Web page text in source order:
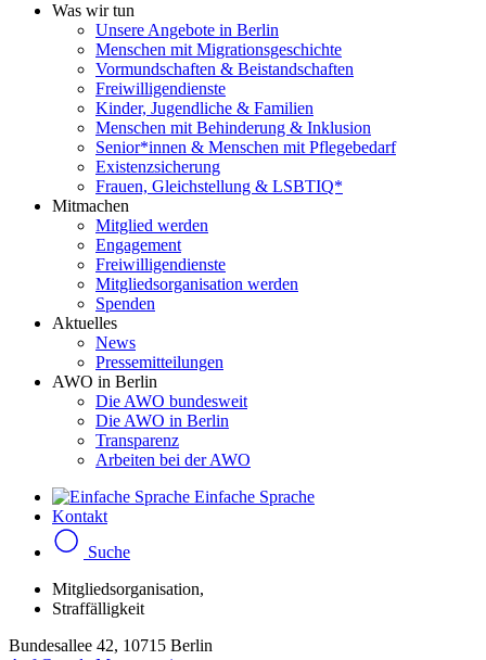
Was wir tun
Unsere Angebote in Berlin
Menschen mit Migrationsgeschichte
Vormundschaften & Beistandschaften
Freiwilligendienste
Kinder, Jugendliche & Familien
Menschen mit Behinderung & Inklusion
Senior*innen & Menschen mit Pflegebedarf
Existenzsicherung
Frauen, Gleichstellung & LSBTIQ*
Mitmachen
Mitglied werden
Engagement
Freiwilligendienste
Mitgliedsorganisation werden
Spenden
Aktuelles
News
Pressemitteilungen
AWO in Berlin
Die AWO bundesweit
Die AWO in Berlin
Transparenz
Arbeiten bei der AWO
Einfache Sprache
Kontakt
Suche
Mitgliedsorganisation,
Straffälligkeit
Bundesallee 42, 10715 Berlin